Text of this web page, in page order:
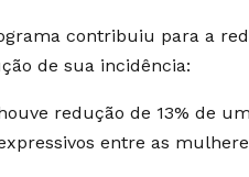
contribuiu para a
de sua incidência:
redução de 13% de
entre as